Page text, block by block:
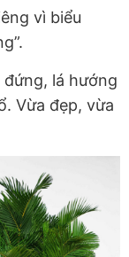
vì biểu
.
đứng, lá hướng
Vừa đẹp, vừa